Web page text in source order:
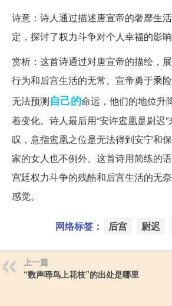
诗意：诗人通过描述唐宣帝的奢靡生
定，探讨了权力斗争对个人幸福的影响
赏析：这首诗通过对唐宣帝的描绘，
行为和后宫生活的无常。宣帝勇于乘
无法预测自己的命运，他们的地位升
着变化。诗人最后用“安许鸾凰是尉迟
叹，意指鸾凰之位是无法得到安宁和
家的女人也不例外。这首诗用简练的
宫廷权力斗争的残酷和后宫生活的无
感觉。
网络标签： 后宫 尉迟
上一篇
“数声啼鸟上花枝”的出处是哪里